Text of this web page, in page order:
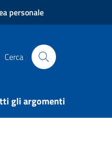
personale
di Arezzo
Cerca
gli argomenti